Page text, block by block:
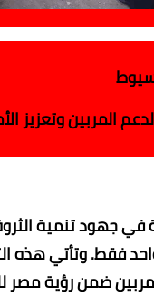
المربين وتعزيز
جهود تنمية
أسبوع واحد فقط.
ضمن رؤية مصر